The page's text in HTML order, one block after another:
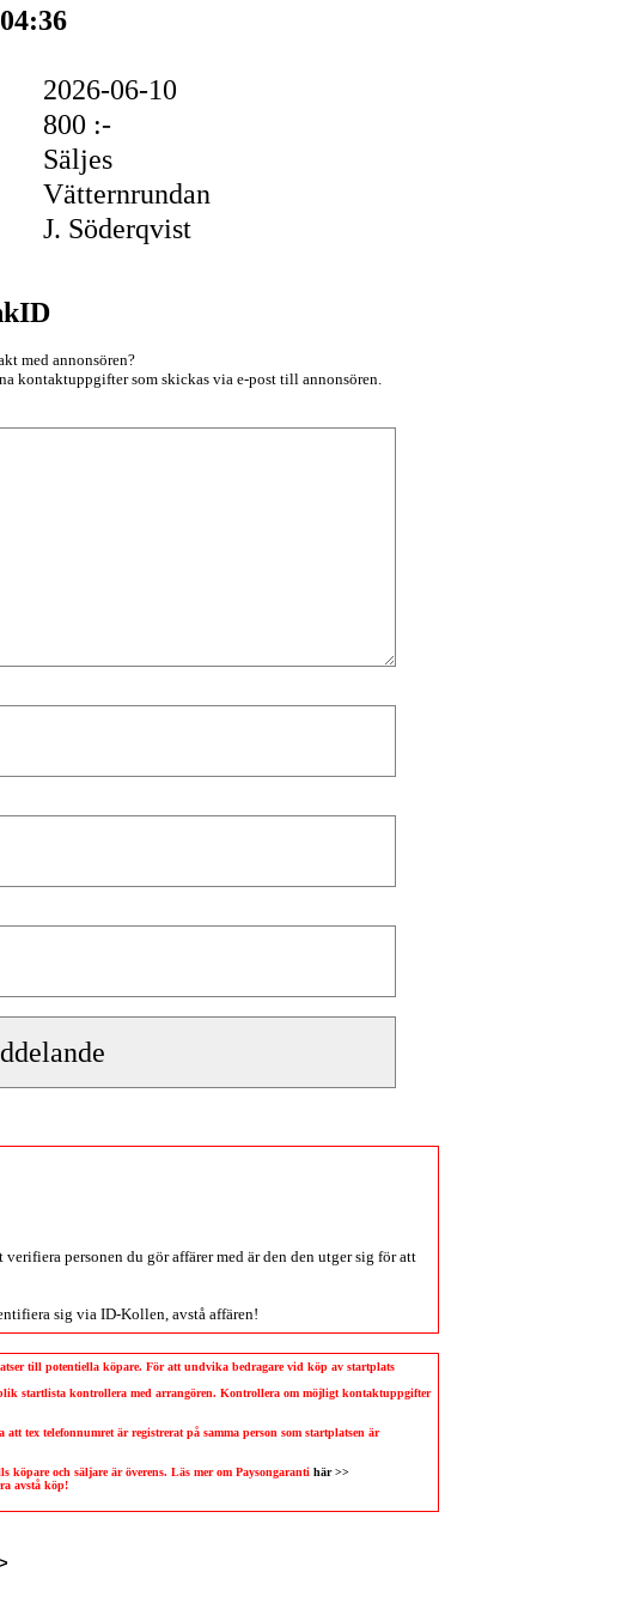
2026-06-10
800 :-
Säljes
Vätternrundan
J. Söderqvist
med annonsören?
kontaktuppgifter som skickas via e-post till annonsören.
personen du gör affärer med är den den utger sig för att
sig via ID-Kollen , avstå affären!
till potentiella köpare. För att undvika bedragare vid köp av startplats
startlista kontrollera med arrangören. Kontrollera om möjligt kontaktuppgifter
tex telefonnumret är registrerat på samma person som startplatsen är
köpare och säljare är överens. Läs mer om Paysongaranti här >>
avstå köp!